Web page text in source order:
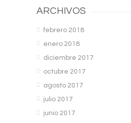
ARCHIVOS
febrero 2018
enero 2018
diciembre 2017
octubre 2017
agosto 2017
julio 2017
junio 2017